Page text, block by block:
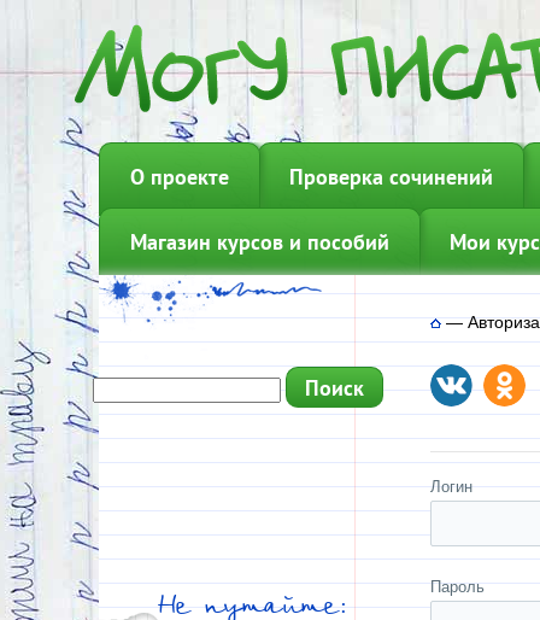
О проекте Проверка сочинений
Магазин курсов и пособий Мои
Не путайте:
—
Логин
Пароль